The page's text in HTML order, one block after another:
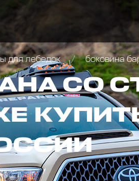
для лебедок боковина
СО